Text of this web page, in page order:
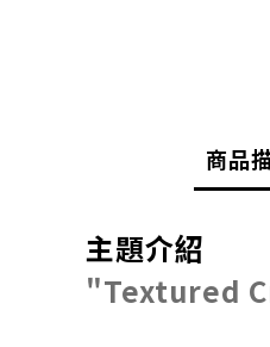
商品
主題介紹
"Textured